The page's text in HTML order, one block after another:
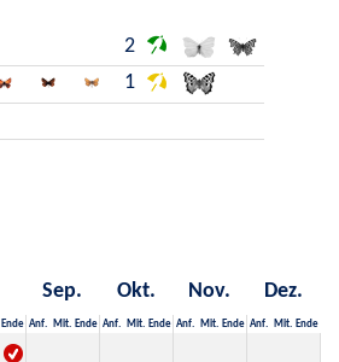
2
1
Sep. Okt. Nov. Dez.
Ende Anf. Mit. Ende Anf. Mit. Ende Anf. Mit. Ende Anf. Mit. Ende